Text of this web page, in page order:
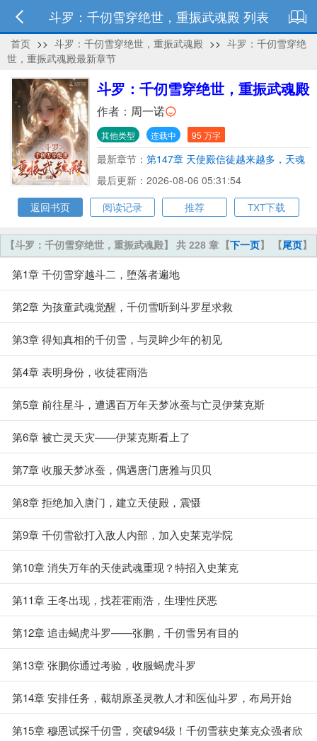
斗罗：千仞雪穿绝世，重振武魂殿 列表
首页 >> 斗罗：千仞雪穿绝世，重振武魂殿 >> 斗罗：千仞雪穿绝
世，重振武魂殿最新章节
斗罗：千仞雪穿绝世，重振武魂殿
作者： 周一诺
其他类型 连载中 95 万字
最新章节： 第147章 天使殿信徒越来越多，天魂
求救
最后更新：2026-08-06 05:31:54
返回书页
阅读记录 推荐 TXT下载
【下一页】 【尾页】
【斗罗：千仞雪穿绝世，重振武魂殿】 共 228 章
第1章 千仞雪穿越斗二，堕落者遍地
第2章 为孩童武魂觉醒，千仞雪听到斗罗星求救
第3章 得知真相的千仞雪，与灵眸少年的初见
第4章 表明身份，收徒霍雨浩
第5章 前往星斗，遭遇百万年天梦冰蚕与亡灵伊莱克斯
第6章 被亡灵天灾——伊莱克斯看上了
第7章 收服天梦冰蚕，偶遇唐门唐雅与贝贝
第8章 拒绝加入唐门，建立天使殿，震慑
第9章 千仞雪欲打入敌人内部，加入史莱克学院
第10章 消失万年的天使武魂重现？特招入史莱克
第11章 王冬出现，找茬霍雨浩，生理性厌恶
第12章 追击蝎虎斗罗——张鹏，千仞雪另有目的
第13章 张鹏你通过考验，收服蝎虎斗罗
第14章 安排任务，截胡原圣灵教人才和医仙斗罗，布局开始
第15章 穆恩试探千仞雪，突破94级！千仞雪获史莱克众强者欣